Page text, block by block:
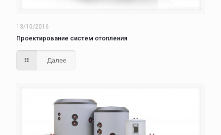
13/10/2016
Проектирование систем отопления
Далее